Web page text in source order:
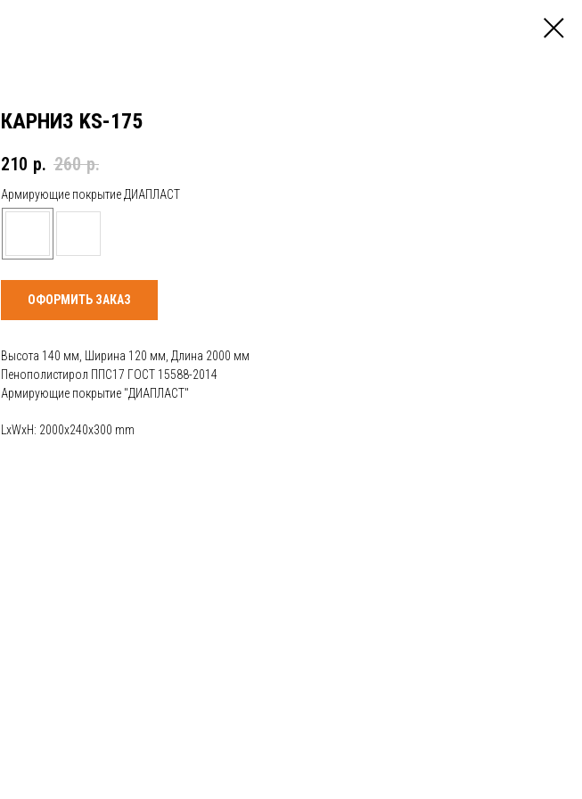
КАРНИЗ KS-175
210 р. 260 р.
Армирующие покрытие ДИАПЛАСТ
ОФОРМИТЬ ЗАКАЗ
Высота 140 мм, Ширина 120 мм, Длина 2000 мм
Пенополистирол ППС17 ГОСТ 15588-2014
Армирующие покрытие "ДИАПЛАСТ"
LxWxH: 2000x240x300 mm